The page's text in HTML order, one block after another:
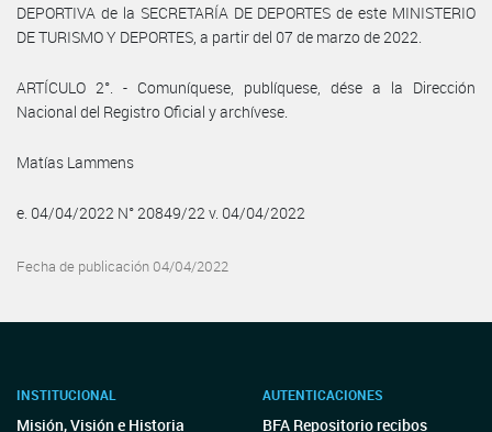
DEPORTIVA de la SECRETARÍA DE DEPORTES de este MINISTERIO
DE TURISMO Y DEPORTES, a partir del 07 de marzo de 2022.
ARTÍCULO 2°. - Comuníquese, publíquese, dése a la Dirección
Nacional del Registro Oficial y archívese.
Matías Lammens
e. 04/04/2022 N° 20849/22 v. 04/04/2022
Fecha de publicación 04/04/2022
INSTITUCIONAL
Misión, Visión e Historia
AUTENTICACIONES
BFA Repositorio recibos